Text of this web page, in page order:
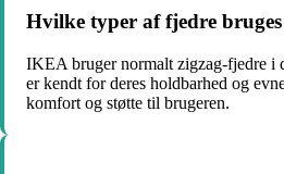
Hvilke typer af fjedre
IKEA bruger normalt zigzag-fjedre i
er kendt for deres holdbarhed og
komfort og støtte til brugeren.